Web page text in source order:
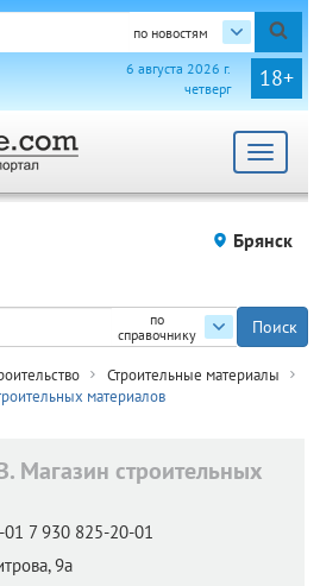
по новостям
18+
6 августа 2026 г.
четверг
Toggle
Брянск
по
справочнику
Строительные материалы
материалов
Магазин строительных
7 930 825-20-01
9а